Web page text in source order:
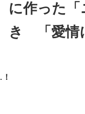
専門サイト 企業
に作った
き 「愛情